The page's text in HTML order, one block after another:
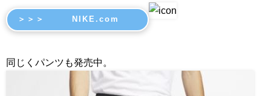
＞＞＞ NIKE.com
同じくパンツも発売中。